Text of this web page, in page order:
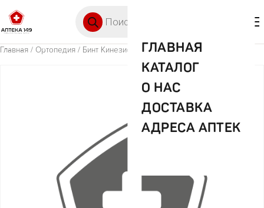
ГЛАВНАЯ
КАТАЛОГ
О НАС
ДОСТАВКА
АДРЕСА АПТЕК
Главная / Ортопедия / Бинт Кинезио-тейп ВВ 5смх5м голубой